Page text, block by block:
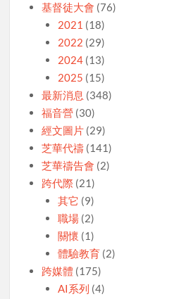
基督徒大會 (76)
2021 (18)
2022 (29)
2024(13)
2025 (15)
最新消息 (348)
福音營 (30)
經文圖片 (29)
芝華代禱 (141)
芝華禱告會 (2)
跨代際 (21)
其它 (9)
職場(2)
關懷 (1)
體驗教育(2)
跨媒體 (175)
AI系列 (4)